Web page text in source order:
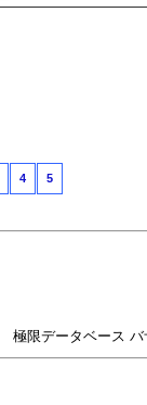
4 5
極限データベース